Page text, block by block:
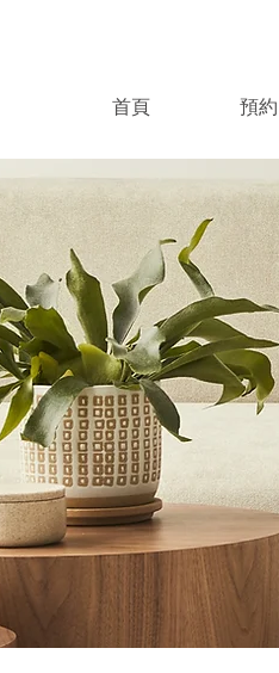
首頁 預約